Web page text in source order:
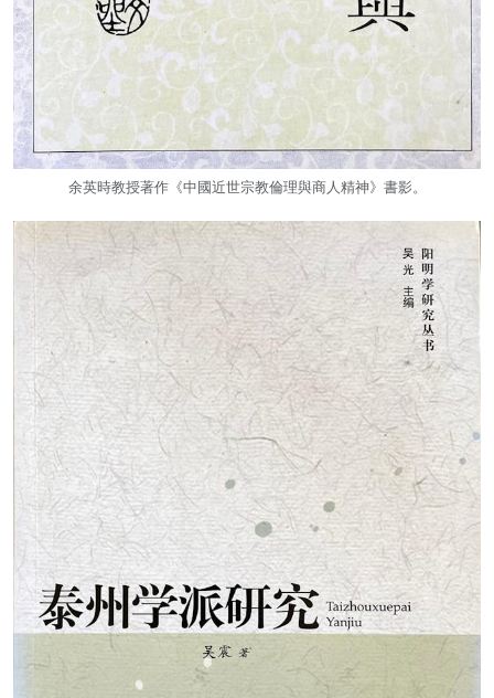
余英時教授著作《中國近世宗教倫理與商人精神》書影。